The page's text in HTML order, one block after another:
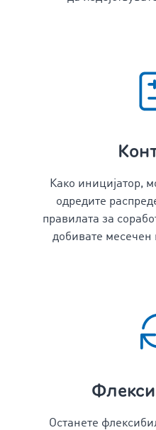
Како иницијатор,
одредите
правилата за
добивате месечен
Останете